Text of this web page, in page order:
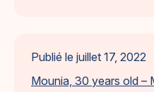
Publié le juillet 17, 2022
Mounia, 30 years old –